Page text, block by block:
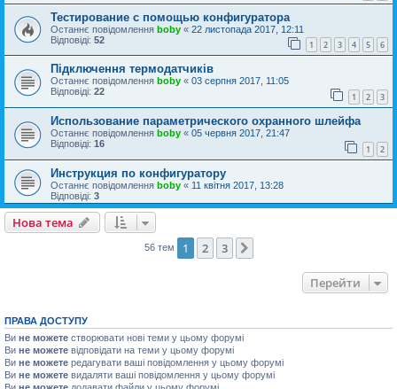
Тестирование с помощью конфигуратора
Останнє повідомлення boby « 22 листопада 2017, 12:11
Відповіді: 52 1 2 3 4 5 6
Підключення термодатчиків
Останнє повідомлення boby « 03 серпня 2017, 11:05
Відповіді: 22 1 2 3
Использование параметрического охранного шлейфа
Останнє повідомлення boby « 05 червня 2017, 21:47
Відповіді: 16 1 2
Инструкция по конфигуратору
Останнє повідомлення boby « 11 квітня 2017, 13:28
Відповіді: 3
Нова тема
56 тем 1 2 3
Перейти
ПРАВА ДОСТУПУ
Ви не можете створювати нові теми у цьому форумі
Ви не можете відповідати на теми у цьому форумі
Ви не можете редагувати ваші повідомлення у цьому форумі
Ви не можете видаляти ваші повідомлення у цьому форумі